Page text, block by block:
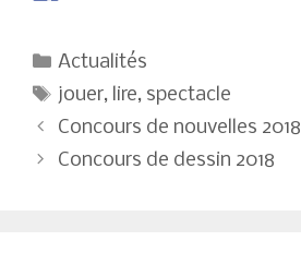
Catégories
Actualités
Étiquettes
jouer, lire, spectacle
Navigation
des
Concours de nouvelles 2018
Concours de dessin 2018